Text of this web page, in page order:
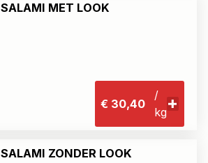
SALAMI MET LOOK
€ 30,40
/
kg
SALAMI ZONDER LOOK